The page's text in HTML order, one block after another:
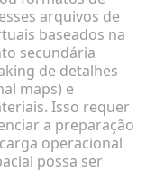
arquivos de
baseados na
secundária
de detalhes
maps) e
Isso requer
a preparação
operacional
possa ser